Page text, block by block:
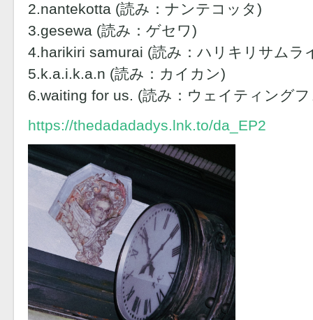
2.nantekotta (読み：ナンテコッタ)
3.gesewa (読み：ゲセワ)
4.harikiri samurai (読み：ハリキリサムラ
5.k.a.i.k.a.n (読み：カイカン)
6.waiting for us. (読み：ウェイティング
https://thedadadadys.lnk.to/da_EP2